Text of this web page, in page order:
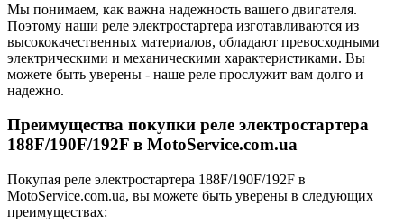
Мы понимаем, как важна надежность вашего двигателя.
Поэтому наши реле электростартера изготавливаются из
высококачественных материалов, обладают превосходными
электрическими и механическими характеристиками. Вы
можете быть уверены - наше реле прослужит вам долго и
надежно.
Преимущества покупки реле электростартера
188F/190F/192F в MotoService.com.ua
Покупая реле электростартера 188F/190F/192F в
MotoService.com.ua, вы можете быть уверены в следующих
преимуществах: